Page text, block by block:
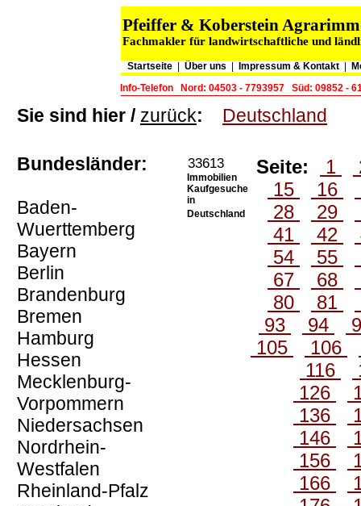
Pfeiffer & Koberstein
Fachmakler für landwirtschaftliche und
Startseite |Über uns Impressum & Kontakt
Info-Telefon
Nord: 04503 - 7793957 Süd: 09852 -
Sie sind hier / zurück: Deutschland
Bundesländer:
Baden-
Wuerttemberg
Bayern
Berlin
Brandenburg
Bremen
Hamburg
Hessen
Mecklenburg-
Vorpommern
Niedersachsen
Nordrhein-
Westfalen
Rheinland-Pfalz
33613
Immobilien
Kaufgesuche
in
Deutschland
Seite: 1
15
16
28
29
41
42
54
55
67
68
80
81
93
94
105
106
116
126
136
146
156
166